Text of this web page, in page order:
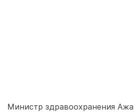
Министр здравоохранения